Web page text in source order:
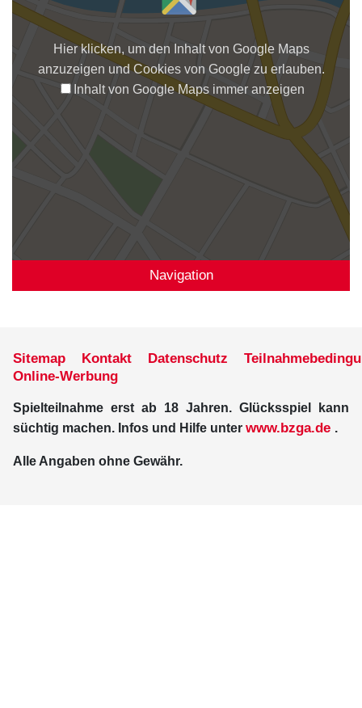
Hier klicken, um den Inhalt von Google Maps
anzuzeigen und Cookies von Google zu erlauben.
Inhalt von Google Maps immer anzeigen
Navigation
Sitemap Kontakt Datenschutz
Online-Werbung
Spielteilnahme erst ab 18 Jahren. Glücksspiel kann
süchtig machen. Infos und Hilfe unter www.bzga.de .
Alle Angaben ohne Gewähr.